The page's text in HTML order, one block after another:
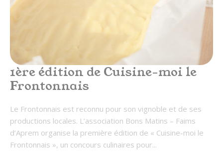
1ère édition de Cuisine-moi le
Frontonnais
Le Frontonnais est reconnu pour son vignoble et de ses
productions locales. L’association Bons Matins – Faims
d’Aprem organise la première édition de « Cuisine-moi le
Frontonnais », un concours culinaires pour...